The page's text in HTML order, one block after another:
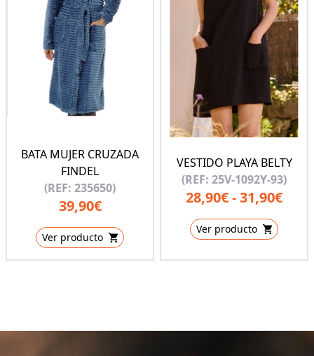
BATA MUJER CRUZADA
FINDEL
(REF: 235650)
39,90€
Ver producto
VESTIDO PLAYA BELTY
(REF: 25V-1092Y-93)
28,90€ - 31,90€
Ver producto